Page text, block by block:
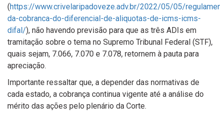
(https://www.crivelaripadoveze.adv.br/2022/05/05/
da-cobranca-do-diferencial-de-aliquotas-de-icms-icms-
difal/), não havendo previsão para que as três ADIs em
tramitação sobre o tema no Supremo Tribunal Federal (STF),
quais sejam, 7.066, 7.070 e 7.078, retornem à pauta para
apreciação.
Importante ressaltar que, a depender das normativas de
cada estado, a cobrança continua vigente até a análise do
mérito das ações pelo plenário da Corte.